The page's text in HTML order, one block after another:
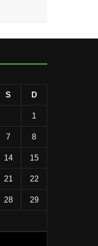
S D
1
7 8
14 15
21 22
28 29